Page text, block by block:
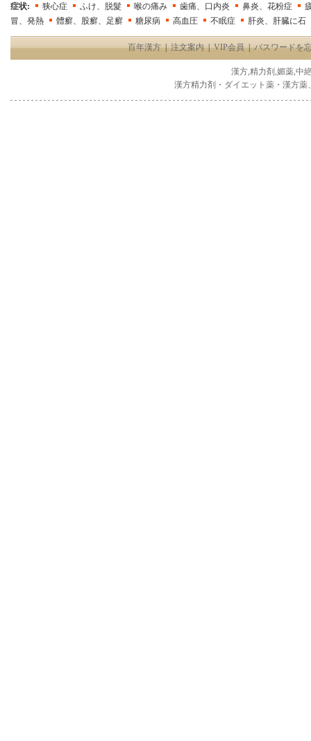
症状: 狭心症 ふけ、脱髮 喉の痛み 歯痛、口内炎 鼻炎、花粉症
冒、発熱
體癬、股癬、足癬 糖尿病 高血圧 不眠症 肝炎、肝臓に石
百年漢方|注文案内|VIP会員|パスワードを
漢方,精力剤,媚薬,中
漢方精力剤・ダイエット薬・漢方